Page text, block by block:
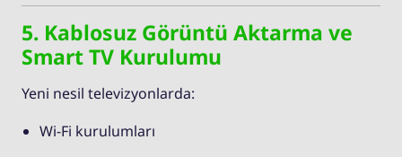
5. Kablosuz Görüntü Aktarma ve
Smart TV Kurulumu
Yeni nesil televizyonlarda:
Wi-Fi kurulumları